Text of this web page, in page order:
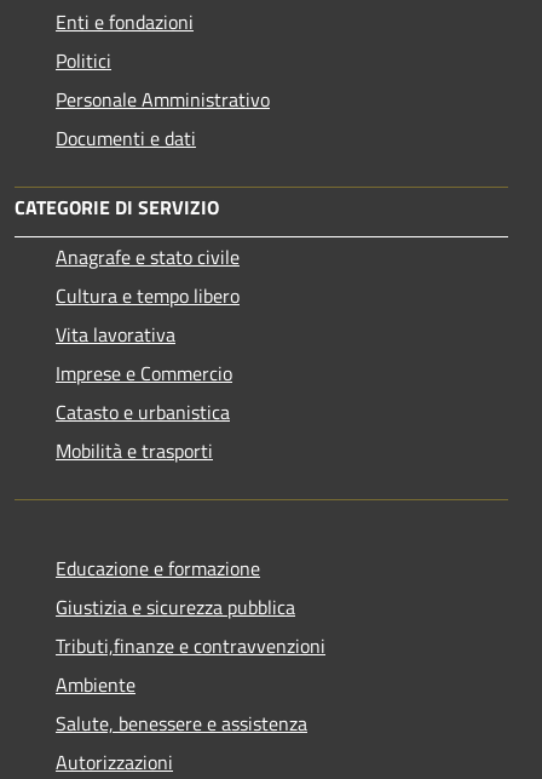
Enti e fondazioni
Politici
Personale Amministrativo
Documenti e dati
CATEGORIE DI SERVIZIO
Anagrafe e stato civile
Cultura e tempo libero
Vita lavorativa
Imprese e Commercio
Catasto e urbanistica
Mobilità e trasporti
Educazione e formazione
Giustizia e sicurezza pubblica
Tributi,finanze e contravvenzioni
Ambiente
Salute, benessere e assistenza
Autorizzazioni